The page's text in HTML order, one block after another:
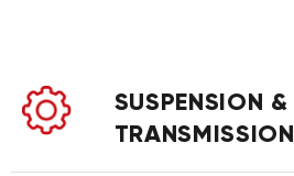
SUSPENSION &
TRANSMISSION